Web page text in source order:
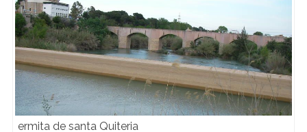
ermita de santa Quiteria